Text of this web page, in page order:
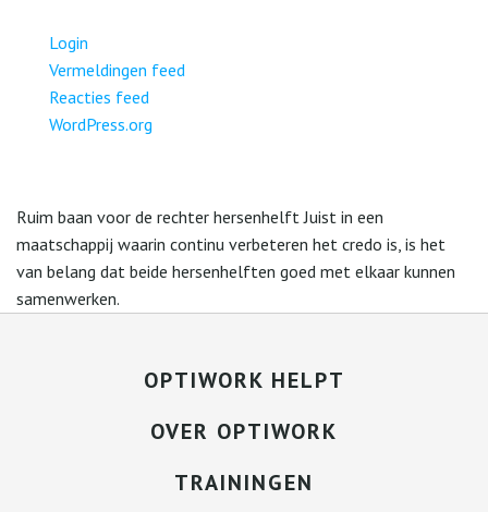
Login
Vermeldingen feed
Reacties feed
WordPress.org
Ruim baan voor de rechter hersenhelft Juist in een
maatschappij waarin continu verbeteren het credo is, is het
van belang dat beide hersenhelften goed met elkaar kunnen
samenwerken.
OPTIWORK HELPT
OVER OPTIWORK
TRAININGEN